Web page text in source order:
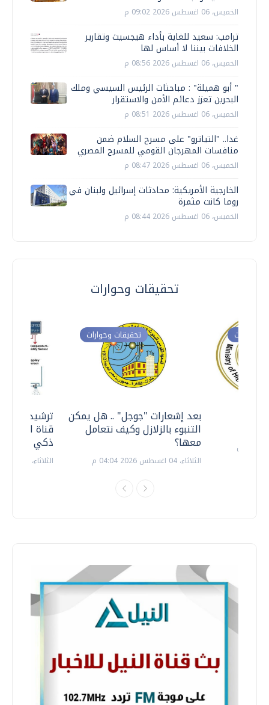
الخميس، 06 اغسطس 2026 09:02 م
ترامب: سعيد للغاية بأداء هيجسيث وتقارير
الخلافات بيننا لا أساس لها
الخميس، 06 اغسطس 2026 08:56 م
" أبو هميلة" : مباحثات الرئيس السيسي وملك
البحرين تعزز دعائم الأمن والاستقرار
الخميس، 06 اغسطس 2026 08:51 م
غدا.. "التياترو" على مسرح السلام ضمن
منافسات المهرجان القومي للمسرح المصري
الخميس، 06 اغسطس 2026 08:47 م
الخارجية الأمريكية: محادثات إسرائيل ولبنان في
روما كانت مثمرة
الخميس، 06 اغسطس 2026 08:44 م
تحقيقات وحوارات
ترشيدا
قناة
ذكي
الثلاثاء، 14 يوليو 2026 06:11 م
تحقيقات وحوارات
بعد إشعارات "جوجل" .. هل يمكن
التنبوء بالزلازل وكيف نتعامل
معها؟
الثلاثاء، 04 اغسطس 2026 04:04 م
وحوارات